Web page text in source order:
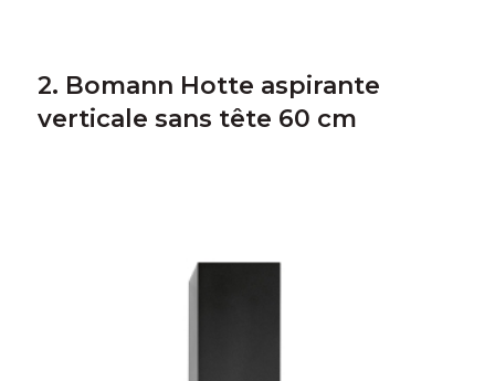
2. Bomann Hotte aspirante
verticale sans tête 60 cm